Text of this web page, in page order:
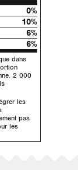
0%
10%
6%
6%
dans
2 000
les
pas
les